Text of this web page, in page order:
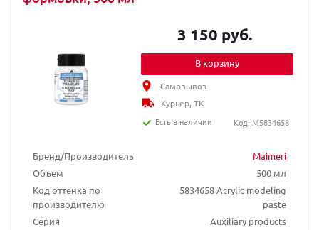
Бренд/Производитель
Maimeri
Объем
500 мл
Код оттенка по
производителю
5834658 Acrylic modeling
paste
Серия
Auxiliary products
3 150 руб.
В корзину
Самовывоз
Курьер, ТК
Есть в наличии
Код: M5834658